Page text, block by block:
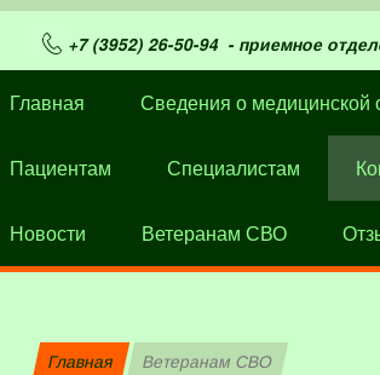
+7 (3952) 26-50-94- приемное
Главная Сведения о медицинской
Пациентам Специалистам
Новости Ветеранам СВО
Главная Ветеранам СВО